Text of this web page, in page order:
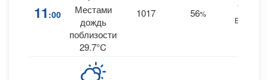
11 :00
Местами
дождь
поблизости
29.7°C
1017 56%
18
ESE